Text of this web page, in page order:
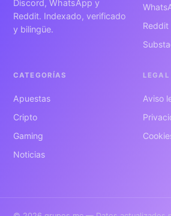
Discord, WhatsApp y
Reddit. Indexado, verificado
y bilingüe.
Reddit
CATEGORÍAS
Apuestas
Cripto
Gaming
Noticias
LEGAL
Aviso